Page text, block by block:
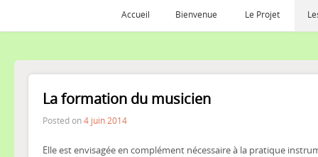
Accueil Bienvenue Le Projet
La formation du musicien
Posted on4 juin 2014
Elle est envisagée en complément nécessaire à la pratique